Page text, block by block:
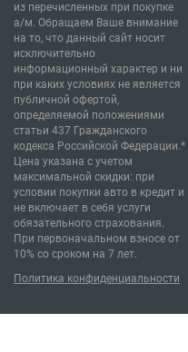
из перечисленных при покупке
а/м. Обращаем Ваше внимание
на то, что данный сайт носит
исключительно
информационный характер и ни
при каких условиях не является
публичной офертой,
определяемой положениями
статьи 437 Гражданского
кодекса Российской Федерации.*
Цена указана с учетом
максимальной скидки: при
условии покупки авто в кредит и
не включает в себя услуги
обязательного страхования.
При первоначальном взносе от
10% со сроком на 7 лет.
Политика конфиденциальности